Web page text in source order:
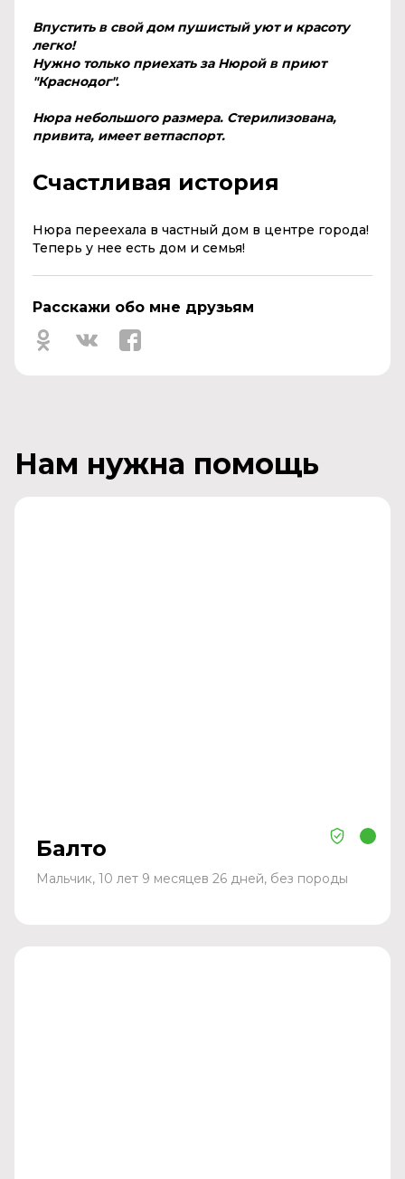
Впустить в свой дом пушистый уют и красоту
легко!
Нужно только приехать за Нюрой в приют
"Краснодог".
Нюра небольшого размера. Стерилизована,
привита, имеет ветпаспорт.
Счастливая история
Нюра переехала в частный дом в центре города!
Теперь у нее есть дом и семья!
Расскажи обо мне друзьям
Нам нужна помощь
Балто
Мальчик, 10 лет 9 месяцев 26 дней, без породы